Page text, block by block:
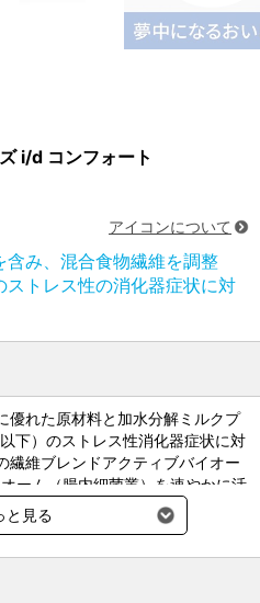
i/d コンフォート
アイコンについて
み、混合食物繊維を調整
トレス性の消化器症状に対
優れた原材料と加水分解ミルクプ
下）のストレス性消化器症状に対
繊維ブレンドアクティブバイオー
ーム（腸内細菌叢）を速やかに活
サポートすることが科学的に証明
と見る